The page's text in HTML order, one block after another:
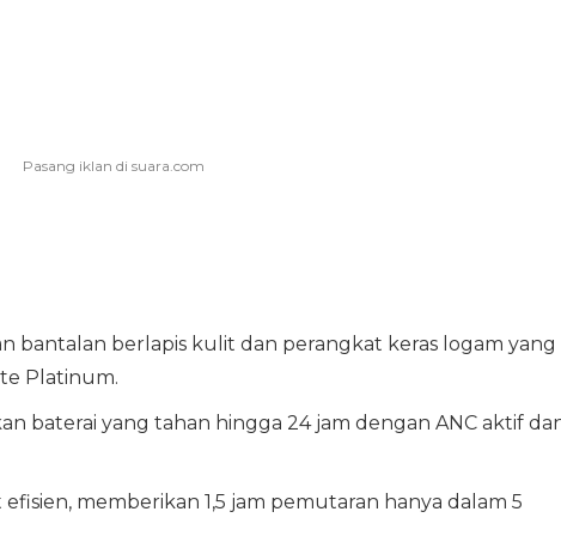
bantalan berlapis kulit dan perangkat keras logam yang
Platinum.
baterai yang tahan hingga 24 jam dengan ANC aktif
memberikan 1,5 jam pemutaran hanya dalam 5